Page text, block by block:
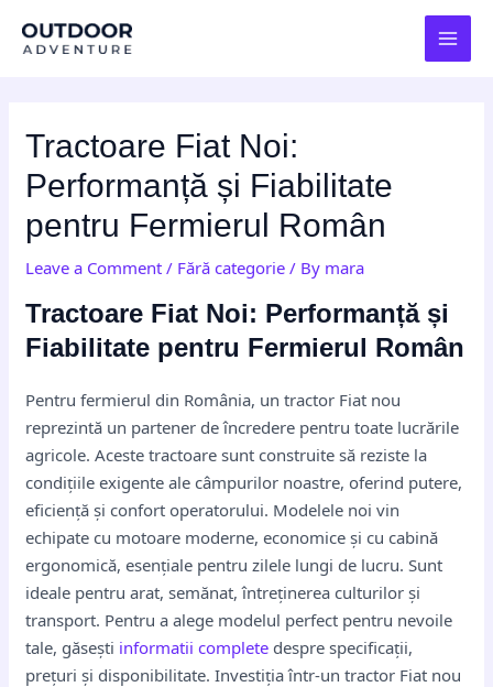
Tractoare Fiat Noi:
Performanță și Fiabilitate
pentru Fermierul Român
Leave a Comment / Fără categorie / By mara
Tractoare Fiat Noi: Performanță și
Fiabilitate pentru Fermierul Român
Pentru fermierul din România, un tractor Fiat nou
reprezintă un partener de încredere pentru toate lucrările
agricole. Aceste tractoare sunt construite să reziste la
condițiile exigente ale câmpurilor noastre, oferind putere,
eficiență și confort operatorului. Modelele noi vin
echipate cu motoare moderne, economice și cu cabină
ergonomică, esențiale pentru zilele lungi de lucru. Sunt
ideale pentru arat, semănat, întreținerea culturilor și
transport. Pentru a alege modelul perfect pentru nevoile
tale, găsești informatii complete despre specificații,
prețuri și disponibilitate. Investiția într-un tractor Fiat nou
navigation